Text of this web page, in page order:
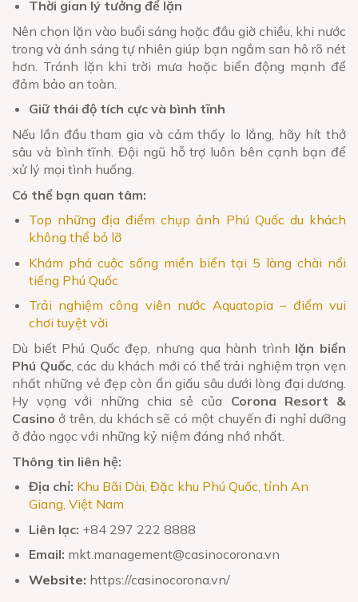
Thời gian lý tưởng để lặn
Nên chọn lặn vào buổi sáng hoặc đầu giờ chiều, khi nước
trong và ánh sáng tự nhiên giúp bạn ngắm san hô rõ nét
hơn. Tránh lặn khi trời mưa hoặc biển động mạnh để
đảm bảo an toàn.
Giữ thái độ tích cực và bình tĩnh
Nếu lần đầu tham gia và cảm thấy lo lắng, hãy hít thở
sâu và bình tĩnh. Đội ngũ hỗ trợ luôn bên cạnh bạn để
xử lý mọi tình huống.
Có thể bạn quan tâm:
Top những địa điểm chụp ảnh Phú Quốc du khách
không thể bỏ lỡ
Khám phá cuộc sống miền biển tại 5 làng chài nổi
tiếng Phú Quốc
Trải nghiệm công viên nước Aquatopia – điểm vui
chơi tuyệt vời
Dù biết Phú Quốc đẹp, nhưng qua hành trình lặn biển
Phú Quốc, các du khách mới có thể trải nghiệm trọn vẹn
nhất những vẻ đẹp còn ẩn giấu sâu dưới lòng đại dương.
Hy vọng với những chia sẻ của Corona Resort &
Casinoở trên, du khách sẽ có một chuyến đi nghỉ dưỡng
ở đảo ngọc với những kỷ niệm đáng nhớ nhất.
Thông tin liên hệ:
Địa chỉ: Khu Bãi Dài, Đặc khu Phú Quốc, tỉnh An
Giang, Việt Nam
Liên lạc: +84 297 222 8888
Email: mkt.management@casinocorona.vn
Website: https://casinocorona.vn/